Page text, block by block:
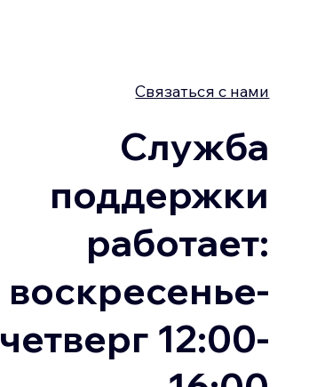
Связаться с нами
Служба
поддержки
работает:
воскресенье-
четверг 12:00-